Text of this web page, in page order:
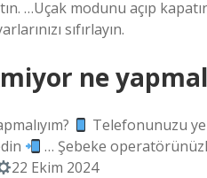
…Uçak modunu açıp
sıfırlayın.
ne
Telefonunuzu
… Şebeke
22 Ekim 2024